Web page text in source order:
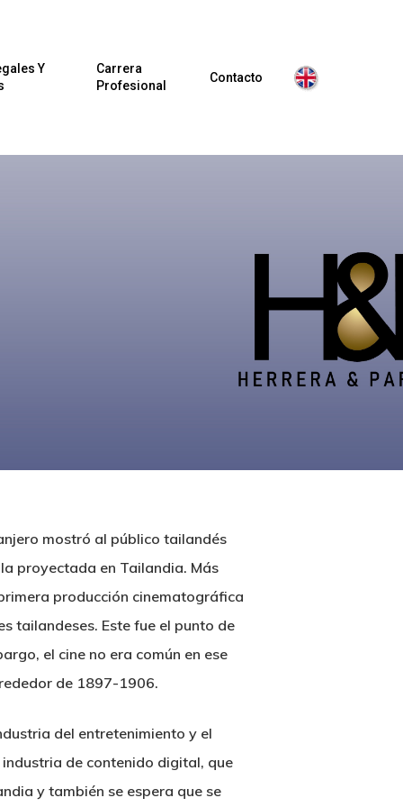
Y
Carrera
Profesional
Contacto
mostró al público tailandés
proyectada en Tailandia. Más
producción cinematográfica
tailandeses. Este fue el punto de
el cine no era común en ese
de 1897-1906.
del entretenimiento y el
de contenido digital, que
y también se espera que se